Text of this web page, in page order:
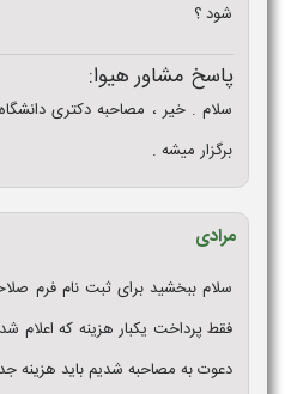
شود ؟
پاسخ مشاور هیوا:
سلام . خیر ، مصاحبه دکتری
برگزار میشه .
مرادی
سلام ببخشید برای ثبت نام فرم
فقط پرداخت یکبار هزینه که اعلام
دعوت به مصاحبه شدیم باید هزینه